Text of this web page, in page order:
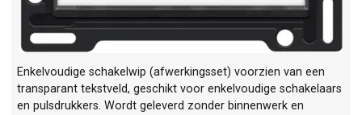
Enkelvoudige schakelwip (afwerkingsset) voorzien van een
transparant tekstveld, geschikt voor enkelvoudige schakelaars
en pulsdrukkers. Wordt geleverd zonder binnenwerk en